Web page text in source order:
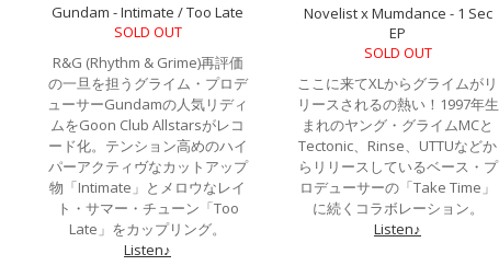
Gundam - Intimate / Too Late
SOLD OUT
R&G (Rhythm & Grime)再評価
の一旦を担うグライム・プロデ
ューサーGundamの人気リディ
ムをGoon Club Allstarsがレコ
ード化。テンション高めのハイ
パーアクティヴなカットアップ
物「Intimate」とメロウなレイ
ト・サマー・チューン「Too
Late」をカップリング。
Listen♪
Novelist x Mumdance - 1 Sec
EP
SOLD OUT
ここに来てXLからグライムがリ
リースされるの熱い！1997年生
まれのヤング・グライムMCと
Tectonic、Rinse、UTTUなどか
らリリースしているベース・プ
ロデューサーの「Take Time」
に続くコラボレーション。
Listen♪